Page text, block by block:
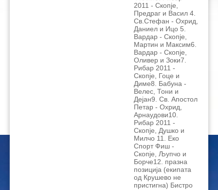
2011 - Скопје,
Предраг и Васил 4.
Св.Стефан - Охрид,
Даниел и Ицо 5.
Вардар - Скопје,
Мартин и Максим6.
Вардар - Скопје,
Оливер и Зоки7.
Рибар 2011 -
Скопје, Гоце и
Диме8. Бабуна -
Велес, Тони и
Дејан9. Св. Апостол
Петар - Охрид,
Арнаудови10.
Рибар 2011 -
Скопје, Душко и
Милчо 11. Еко
Спорт Фиш -
Скопје, Љупчо и
Борче12. празна
позиција (екипата
од Крушево не
пристигна) Бистро